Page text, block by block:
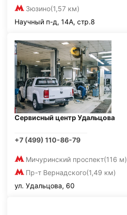
Зюзино(1,57 км)
Научный п-д, 14А, стр.8
Сервисный центр Удальцова
+7 (499) 110-86-79
Мичуринский проспект(116 м)
Пр-т Вернадского(1,49 км)
ул. Удальцова, 60